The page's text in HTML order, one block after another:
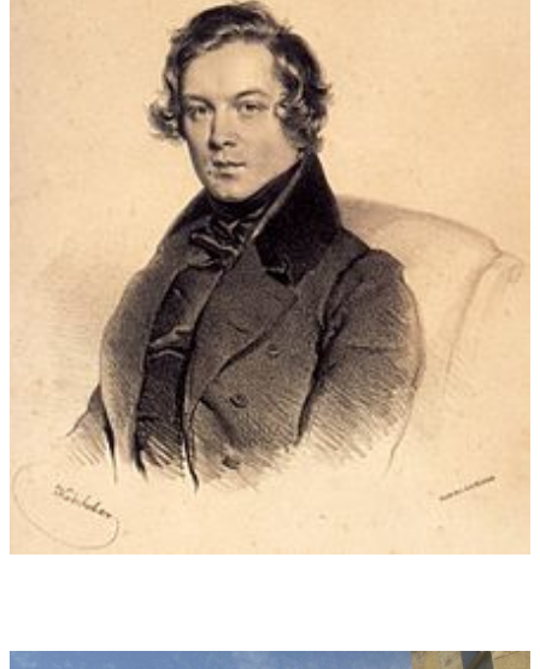
den manisch-depressiven Phrasen geprägt ist, so Schneider. in
seinen "Robert-Schumann-Gedanken" hat Schneider sozusagen
das Vokabular der Schumann-Musik neu sprechen lassen. Er
veranschaulicht die Gegensätze und macht sie verständlich.
Dissonanzen wechseln mit lyrischen Stimmungen. Er entwickelt
eine faszinierende Klangwelt im Wechsel von aufgeregter
Wildheit und träumerischen Lyrismen, in denen er Zitaten aus
der "Mondnacht" tonmalerisch einflicht und sie den Oboen-
und Klarinettensoli anvertraut, ebenso wie die Harfe Klänge
aus dem Nachspiel der "Dichterliebe" aufgreift. Der imposante
Anfang des Stücks fordert Trommel und Trompeten
heraus....Virtuos sind die Mittel des Orchesters mit originellen
Klangformen ausgekostet. Die lyrisch sensiblen Farben des
Eusebius stellen sich bildhaft in der Melodieführung von Oboe
und Flöten dar, träumerisch sekundiert die Holzbläserriege.
Dann plötzlich gleitet das Klanggefüge in magisch unheimliche
Düsternis ab, die Zerrissenheit widerspiegelnd. Wie ein wildes
Geisterseher, von dämonischen Kräfte heimgesucht, peitschen
die Klangwogen auf, alle Kräfte kommen zum Einsatz, brechen
plötzlich ab und die Harfe stimmt feine Sphärenklänge an,
denen sich die versöhnliche Melodik von Oboe, Flöte und
Klarinette beimischt. Die Soli haben Gelegenheit zum Brillieren,
und das Orchester leistet unter Adts Leitung feine Arbeit.
(Elisabeth Aumiller).
-----------------------------
SÜDOSTBAYERISCHE RUNDSCHAU, von Max Oberwegner - Bad
Reichenhall. Um es vorweg zu nehmen: Das 4:2 der deutschen
Fußballer war nicht halb so spannend wie der Schumann-